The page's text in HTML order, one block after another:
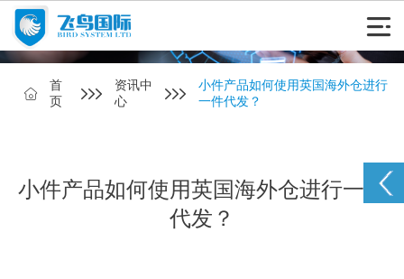
首
页
资讯中
心
小件产品如何使用英国海外仓进行
一件代发？
小件产品如何使用英国海外仓进行一件
代发？